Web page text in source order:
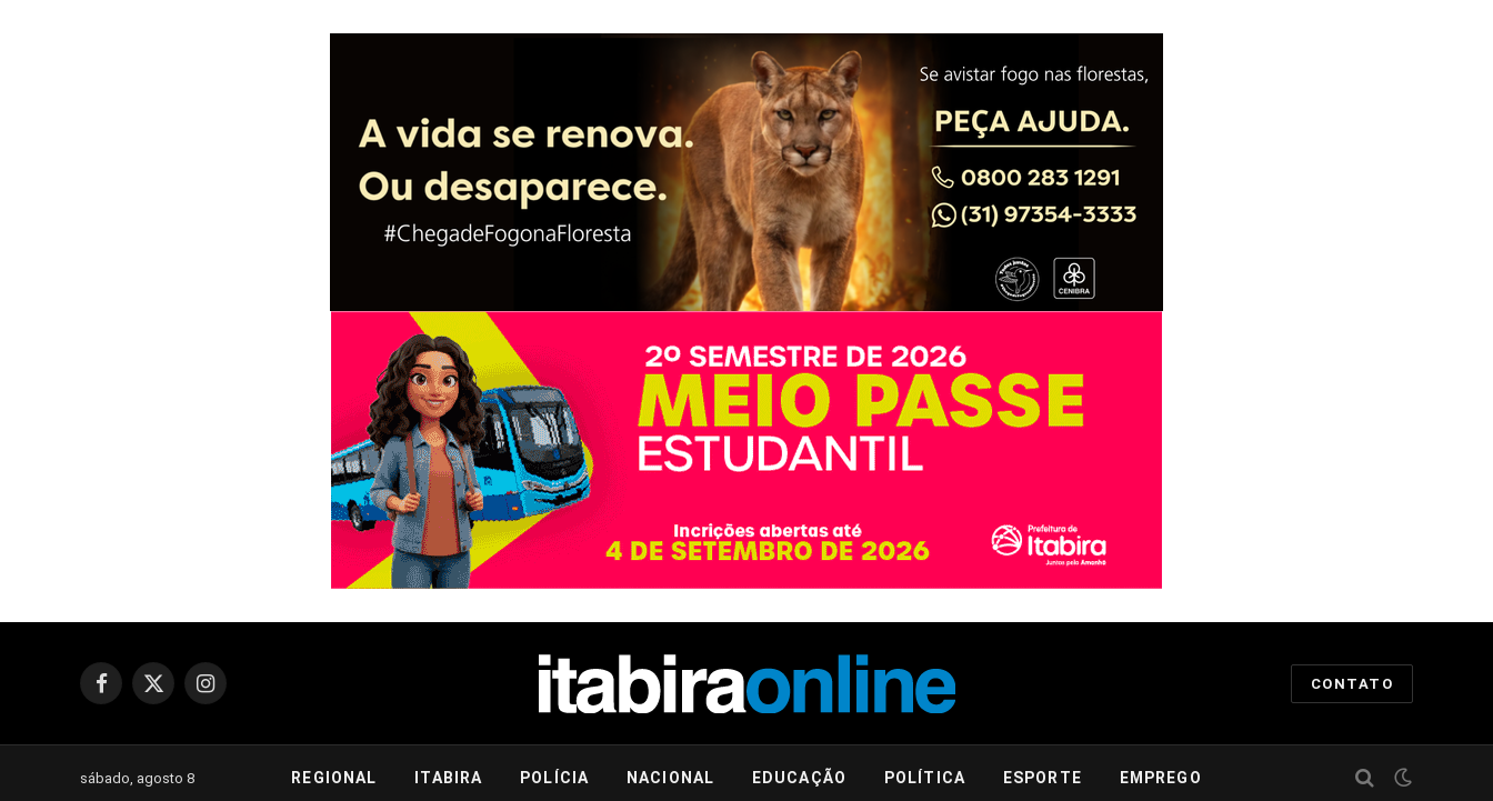
Facebook
X
Instagram
CONTATO
sábado, agosto 8 REGIONAL ITABIRA POLÍCIA NACIONAL EDUCAÇÃO POLÍTICA ESPORTE EMPREGO